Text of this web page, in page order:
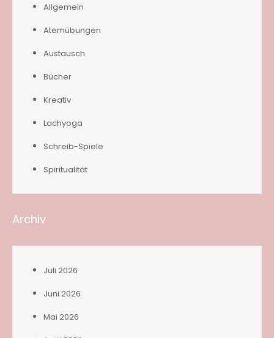
Allgemein
Atemübungen
Austausch
Bücher
Kreativ
Lachyoga
Schreib-Spiele
Spiritualität
Archiv
Juli 2026
Juni 2026
Mai 2026